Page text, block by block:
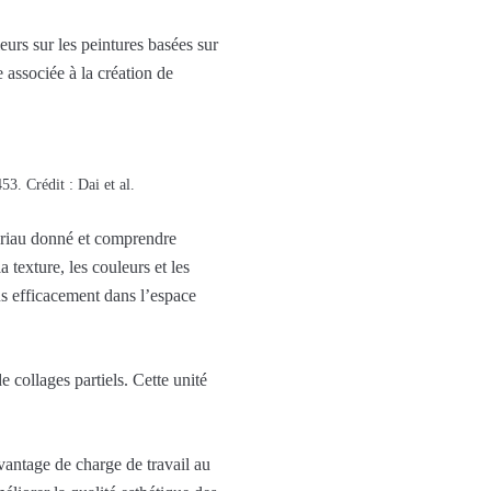
sur les peintures basées sur
à la création de
Crédit : Dai et al.
donné et comprendre
texture, les couleurs et les
efficacement dans l’espace
collages partiels. Cette unité
de charge de travail au